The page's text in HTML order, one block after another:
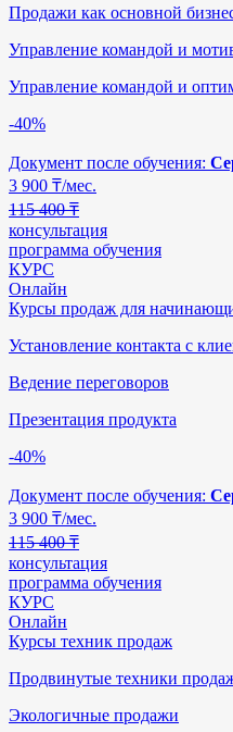
Продажи как основной
Управление командой и
Управление командой и
-40%
Документ после обучения:
3 900 ₸/мес.
115 400 ₸
консультация
программа обучения
КУРС
Онлайн
Курсы продаж для
Установление контакта с
Ведение переговоров
Презентация продукта
-40%
Документ после обучения:
3 900 ₸/мес.
115 400 ₸
консультация
программа обучения
КУРС
Онлайн
Курсы техник продаж
Продвинутые техники
Экологичные продажи